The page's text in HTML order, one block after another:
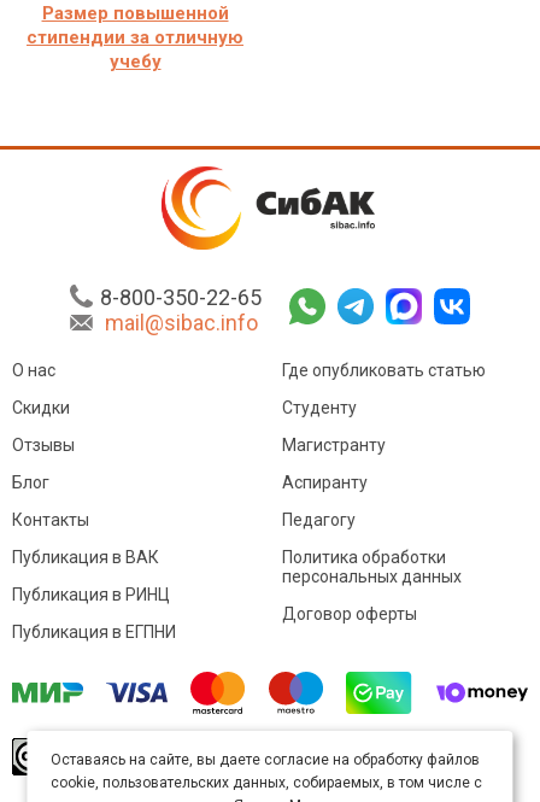
Размер повышенной
стипендии за отличную
учебу
8-800-350-22-65
mail@sibac.info
О нас
Скидки
Отзывы
Блог
Контакты
Где опубликовать статью
Студенту
Магистранту
Аспиранту
Педагогу
Публикация в ВАК
Публикация в РИНЦ
Публикация в ЕГПНИ
Политика обработки
персональных данных
Договор оферты
произведение доступно полицензии Creative
Commons «Attribution» («Атрибуция») 4.0
Оставаясь на сайте, вы даете согласие на обработку файлов
cookie, пользовательских данных, собираемых, в том числе с